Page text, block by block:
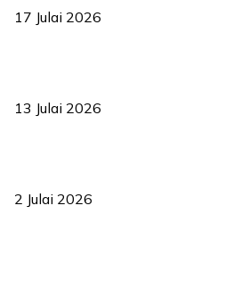
17 Julai 2026
13 Julai 2026
2 Julai 2026